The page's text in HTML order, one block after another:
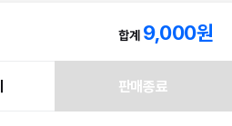
합계 9,000원
판매종료